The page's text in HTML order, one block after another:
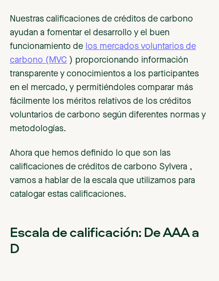
Nuestras calificaciones de créditos de carbono
ayudan a fomentar el desarrollo y el buen
funcionamiento de los mercados voluntarios de
carbono (MVC ) proporcionando información
transparente y conocimientos a los participantes
en el mercado, y permitiéndoles comparar más
fácilmente los méritos relativos de los créditos
voluntarios de carbono según diferentes normas y
metodologías.
Ahora que hemos definido lo que son las
calificaciones de créditos de carbono Sylvera ,
vamos a hablar de la escala que utilizamos para
catalogar estas calificaciones.
Escala de calificación: De AAA a
D